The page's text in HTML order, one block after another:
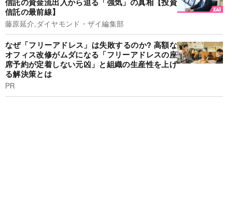
信託の最前線】
藤原延介,ダイヤモンド・ザイ編集部
なぜ「フリーアドレス」は失敗するのか? 高額な
オフィス改修がムダになる「フリーアドレスの座
席予約が定着しない元凶」と組織の生産性を上げ
る解決策とは
PR